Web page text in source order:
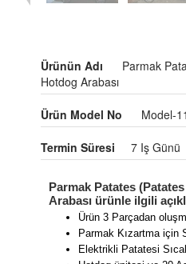
Ürünün Adı
Parmak
Hotdog Arabası
Ürün Model No Model-
Termin Süresi 7 Iş Günü
Parmak Patates
Arabası ürünle ilgili
Ürün 3 Parçadan
Parmak Kızartma için
Elektrikli Patatesi